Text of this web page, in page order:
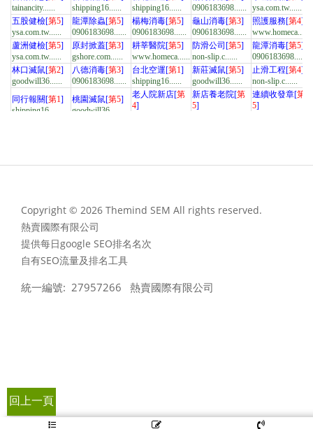
回上一頁
Copyright © 2026 Themind SEM All rights reserved.
熱賣國際有限公司
提供每日google SEO排名名次
自有SEO流量及排名工具
統一編號: 27957266 熱賣國際有限公司